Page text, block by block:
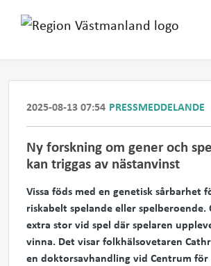
2025-08-13 07:54 PRESSMEDDELANDE
Ny forskning om gener och
kan triggas av nästanvinst
Vissa föds med en genetisk sårbarhet
riskabelt spelande eller spelberoende.
extra stor vid spel där spelaren
vinna. Det visar folkhälsovetaren
en doktorsavhandling vid Centrum